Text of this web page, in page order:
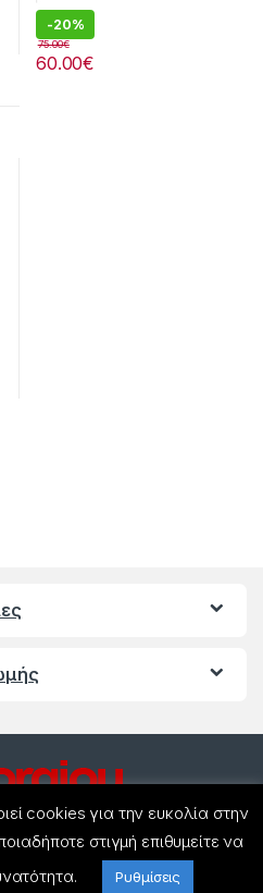
-20%
60.00€
75.00€
? Καλέστε
cookies για την ευκολία στην
στιγμή επιθυμείτε να
Ρυθμίσεις